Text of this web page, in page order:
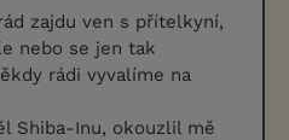
zajdu ven s přítelkyní,
nebo se jen tak
rádi vyvalíme na
Shiba-Inu, okouzlil mě